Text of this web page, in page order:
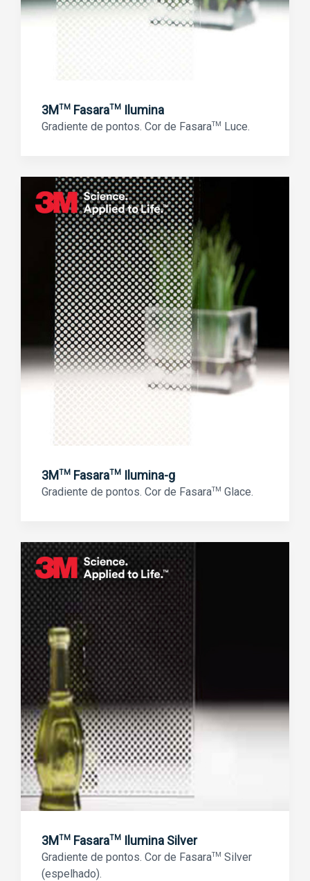
3MTM FasaraTM Ilumina
Gradiente de pontos. Cor de FasaraTM Luce.
3MTM FasaraTM Ilumina-g
Gradiente de pontos. Cor de FasaraTM Glace.
3MTM FasaraTM Ilumina Silver
Gradiente de pontos. Cor de FasaraTM Silver
(espelhado).